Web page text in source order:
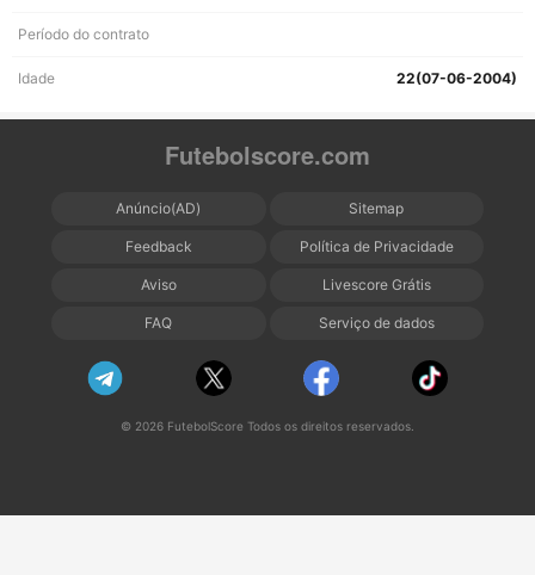
Período do contrato
Idade 22(07-06-2004)
Futebolscore.com
Anúncio(AD) Sitemap
Feedback Política de Privacidade
Aviso Livescore Grátis
FAQ Serviço de dados
© 2026 FutebolScore Todos os direitos reservados.